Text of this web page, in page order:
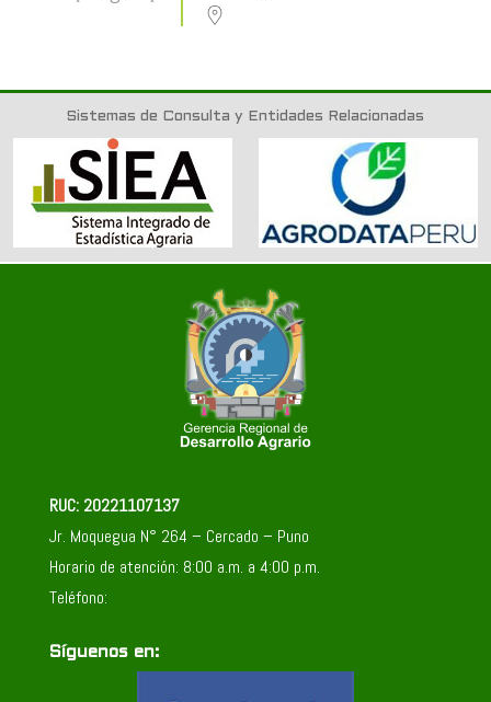
Sistemas de Consulta y Entidades Relacionadas
RUC: 20221107137
Jr. Moquegua N° 264 – Cercado – Puno
Horario de atención: 8:00 a.m. a 4:00 p.m.
Teléfono:
Síguenos en: